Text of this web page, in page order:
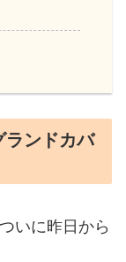
ランドカバ
いに昨日から